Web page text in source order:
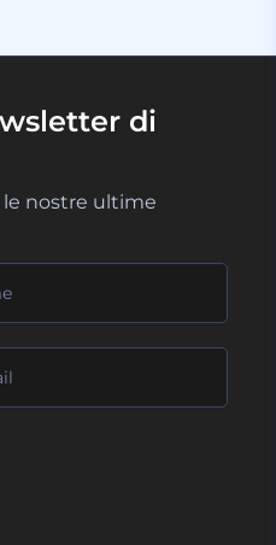
di
le nostre ultime